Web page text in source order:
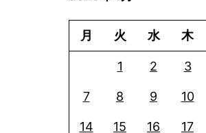
月 火 水 木
1 2 3
7 8 9 10
14 15 16 17